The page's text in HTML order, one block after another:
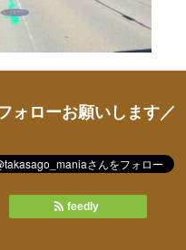
ォローお願いします／
feedly